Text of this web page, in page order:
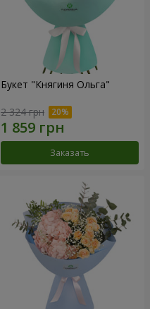
Букет "Княгиня Ольга"
2 324 грн
Заказать